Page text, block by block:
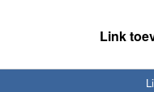
Link